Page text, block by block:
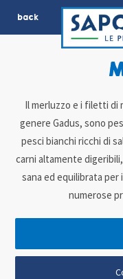
back
Il merluzzo e i filetti di
genere Gadus, sono
pesci bianchi ricchi di
carni altamente
sana ed equilibrata
numerose